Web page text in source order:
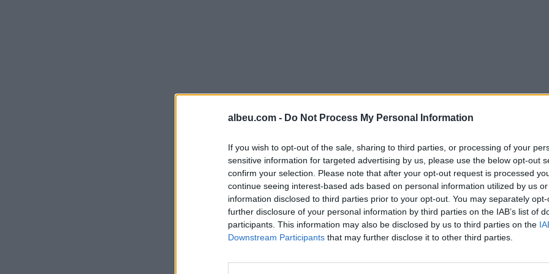
albeu.com - Do Not Process My Personal Information
If you wish to opt-out of the sale, sharing to third parties, or processing of your
sensitive information for targeted advertising by us, please use the below opt-out
confirm your selection. Please note that after your opt-out request is processed
continue seeing interest-based ads based on personal information utilized by us
information disclosed to third parties prior to your opt-out. You may separately
further disclosure of your personal information by third parties on the IAB’s list of
participants. This information may also be disclosed by us to third parties on the
Downstream Participants that may further disclose it to other third parties.